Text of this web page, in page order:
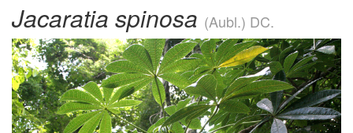
Jacaratia spinosa (Aubl.) DC.